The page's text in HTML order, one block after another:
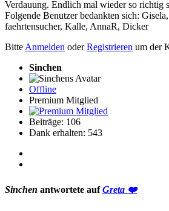
Verdauung. Endlich mal wieder so richtig
Folgende Benutzer bedankten sich: Gisela,
faehrtensucher, Kalle, AnnaR, Dicker
Bitte Anmelden oderRegistrieren um der
Sinchen
Offline
Premium Mitglied
Beiträge: 106
Dank erhalten: 543
Sinchen antwortete aufGreta ❤️